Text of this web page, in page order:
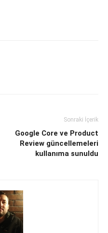
Sonraki İçerik
Google Core ve Product
Review güncellemeleri
kullanıma sunuldu